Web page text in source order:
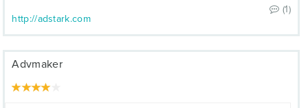
(1)
http://adstark.com
Advmaker